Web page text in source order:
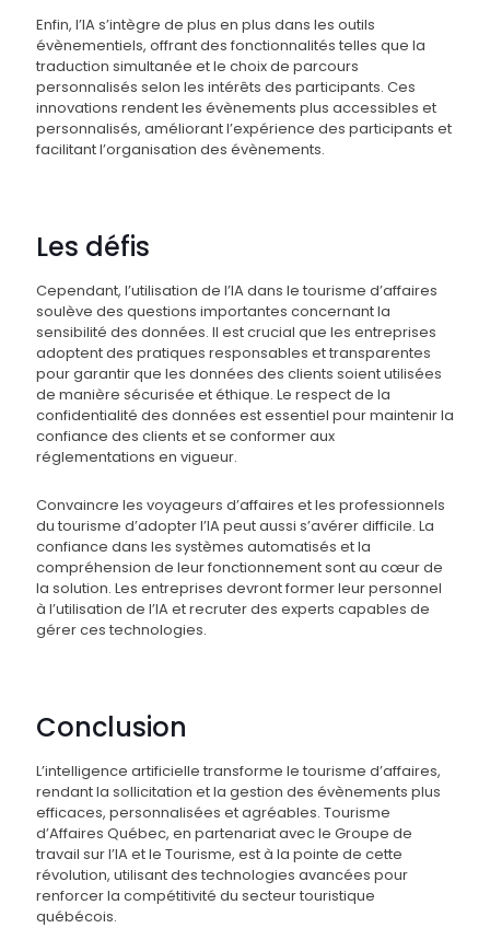
Enfin, l’IA s’intègre de plus en plus dans les outils
évènementiels, offrant des fonctionnalités telles que la
traduction simultanée et le choix de parcours
personnalisés selon les intérêts des participants. Ces
innovations rendent les évènements plus accessibles et
personnalisés, améliorant l’expérience des participants et
facilitant l’organisation des évènements.
Les défis
Cependant, l’utilisation de l’IA dans le tourisme d’affaires
soulève des questions importantes concernant la
sensibilité des données. Il est crucial que les entreprises
adoptent des pratiques responsables et transparentes
pour garantir que les données des clients soient utilisées
de manière sécurisée et éthique. Le respect de la
confidentialité des données est essentiel pour maintenir la
confiance des clients et se conformer aux
réglementations en vigueur.
Convaincre les voyageurs d’affaires et les professionnels
du tourisme d’adopter l’IA peut aussi s’avérer difficile. La
confiance dans les systèmes automatisés et la
compréhension de leur fonctionnement sont au cœur de
la solution. Les entreprises devront former leur personnel
à l’utilisation de l’IA et recruter des experts capables de
gérer ces technologies.
Conclusion
L’intelligence artificielle transforme le tourisme d’affaires,
rendant la sollicitation et la gestion des évènements plus
efficaces, personnalisées et agréables. Tourisme
d’Affaires Québec, en partenariat avec le Groupe de
travail sur l’IA et le Tourisme, est à la pointe de cette
révolution, utilisant des technologies avancées pour
renforcer la compétitivité du secteur touristique
québécois.